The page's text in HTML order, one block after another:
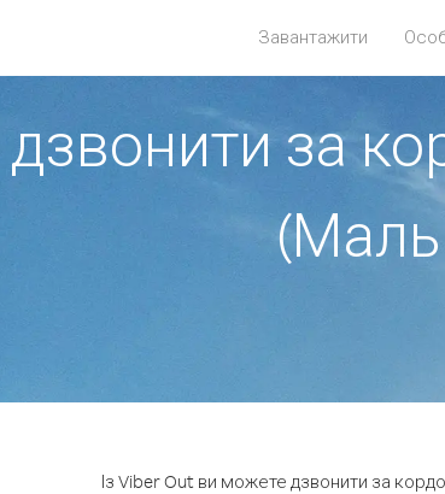
Завантажити
за
Із Viber Out ви можете дзвонити за